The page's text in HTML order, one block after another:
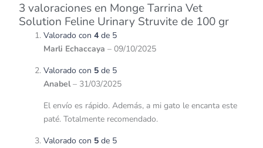
3 valoraciones en Monge Tarrina Vet
Solution Feline Urinary Struvite de 100 gr
Valorado con 4 de 5
Marli Echaccaya – 09/10/2025
Valorado con 5 de 5
Anabel– 31/03/2025
El envío es rápido. Además, a mi gato le encanta este
paté. Totalmente recomendado.
Valorado con 5 de 5